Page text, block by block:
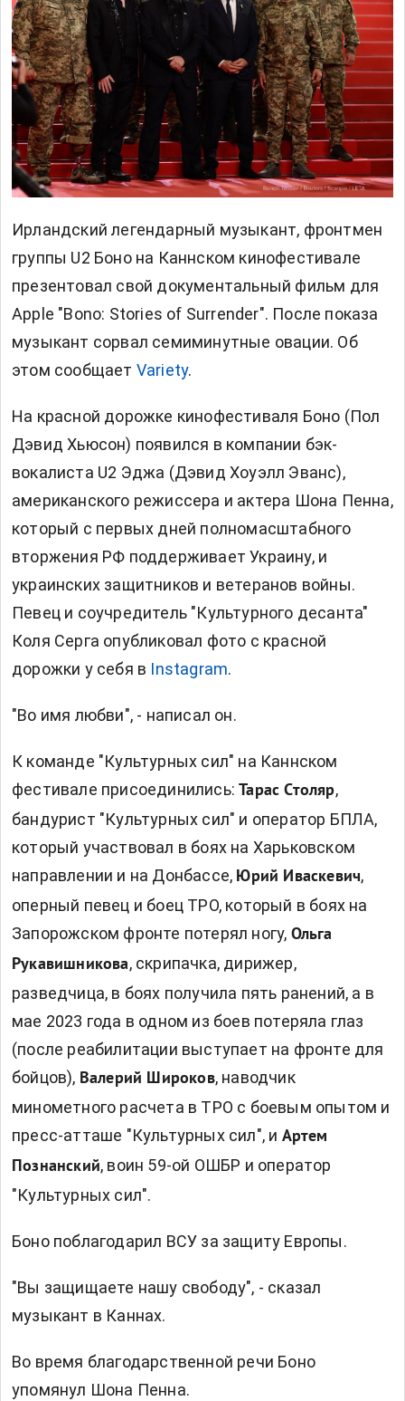
Ирландский легендарный музыкант, фронтмен
группы U2 Боно на Каннском кинофестивале
презентовал свой документальный фильм для
Apple "Bono: Stories of Surrender". После показа
музыкант сорвал семиминутные овации. Об
этом сообщает Variety.
На красной дорожке кинофестиваля Боно (Пол
Дэвид Хьюсон) появился в компании бэк-
вокалиста U2 Эджа (Дэвид Хоуэлл Эванс),
американского режиссера и актера Шона Пенна,
который с первых дней полномасштабного
вторжения РФ поддерживает Украину, и
украинских защитников и ветеранов войны.
Певец и соучредитель "Культурного десанта"
Коля Серга опубликовал фото с красной
дорожки у себя в Instagram.
"Во имя любви", - написал он.
К команде "Культурных сил" на Каннском
фестивале присоединились:Тарас Столяр,
бандурист "Культурных сил" и оператор БПЛА,
который участвовал в боях на Харьковском
направлении и на Донбассе, Юрий Иваскевич,
оперный певец и боец ТРО, который в боях на
Запорожском фронте потерял ногу, Ольга
Рукавишникова, скрипачка, дирижер,
разведчица, в боях получила пять ранений, а в
мае 2023 года в одном из боев потеряла глаз
(после реабилитации выступает на фронте для
бойцов), Валерий Широков, наводчик
минометного расчета в ТРО с боевым опытом и
пресс-атташе "Культурных сил", и Артем
Познанский, воин 59-ой ОШБР и оператор
"Культурных сил".
Боно поблагодарил ВСУ за защиту Европы.
"Вы защищаете нашу свободу", - сказал
музыкант в Каннах.
Во время благодарственной речи Боно
упомянул Шона Пенна.